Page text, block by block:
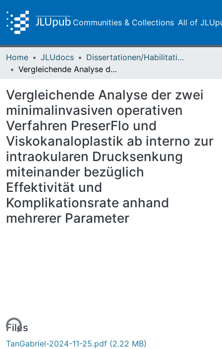
Communities & Collections All of
Home JLUdocs
Dissertationen/Habilitationen
Vergleichende Analyse der zwei minimalinvasiven operativen Verfahren PreserFlo und Viskokanaloplastik ab interno zur intraokularen Drucksenkung miteinander bezüglich Effektivität und Komplikationsrate anhand mehrerer Parameter
Vergleichende Analyse der zwei
minimalinvasiven operativen
Verfahren PreserFlo und
Viskokanaloplastik ab interno zur
intraokularen Drucksenkung
miteinander bezüglich
Effektivität und
Komplikationsrate anhand
mehrerer Parameter
Files
TanGabriel-2024-11-25.pdf (2.22 MB)